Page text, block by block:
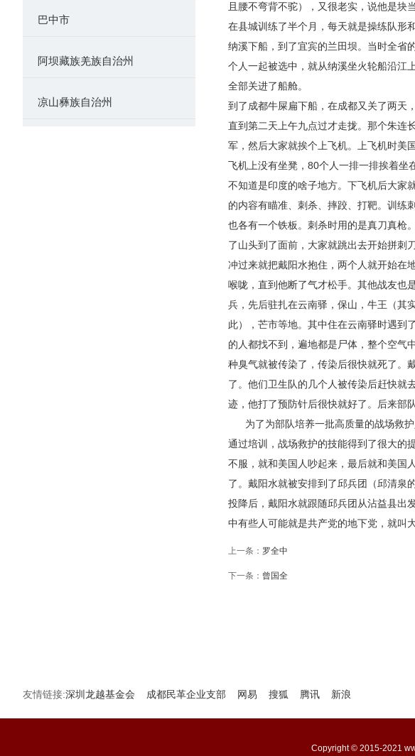
巴中市
阿坝藏族羌族自治州
凉山彝族自治州
且腰不弯背不驼），又很老实，说他是块
在县城训练了半个月，每天就是操练队形
纳溪下船，到了宜宾的兰田坝。当时全省
个人一起被选中，就从纳溪坐火轮船沿江
全部关进了船舱。
到了成都牛屎扁下船，在成都又关了两天
直到第二天上午九点过才走拢。那个朱连
军，然后大家就挨个上飞机。上飞机时美
飞机上没有坐凳，80个人一排一排挨着坐
不知道是印度的啥子地方。下飞机后大家
的内容有瞄准、刺杀、摔跤、打靶。训练
也各有一个铁板。刺杀时用的是真刀真枪
了山头到了面前，大家就跳出去开始拼刺
冲过来就把戴阳水抱住，两个人就开始在
喉咙，直到他断了气才松手。其他战友也
兵，先后驻扎在云南驿，保山，牛王（其
此），芒市等地。其中住在云南驿时遇到
的人都找不到，遍地都是尸体，整个空气
种臭气就被传染了，传染后很快就死了。
了。他们卫生队的几个人被传染后赶快就
迹，他打了预防针后很快就好了。后来部
为了为部队培养一批高质量的战场救护
通过培训，战场救护的技能得到了很大的
不服，就和美国人吵起来，最后就和美国
了。戴阳水就被安排到了邱兵团（邱清泉
投降后，戴阳水就跟随邱兵团从沾益县出
中有些人可能就是共产党的地下党，就叫
上一条： 罗全中
下一条： 曾国全
友情链接:深圳龙越基金会 成都民革企业支部 网易 搜狐 腾讯 新浪
Copyright © 2015-2021